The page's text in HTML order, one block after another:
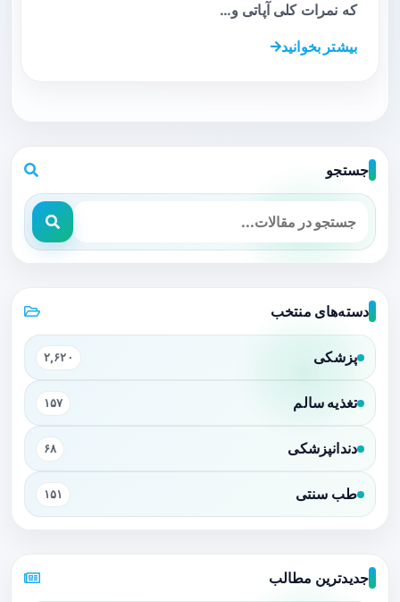
که نمرات کلی آپاتی و…
بیشتر بخوانید
جستجو
دسته‌های منتخب
پزشکی ۲,۶۲۰
تغذیه سالم ۱۵۷
دندانپزشکی ۶۸
طب سنتی ۱۵۱
جدیدترین مطالب